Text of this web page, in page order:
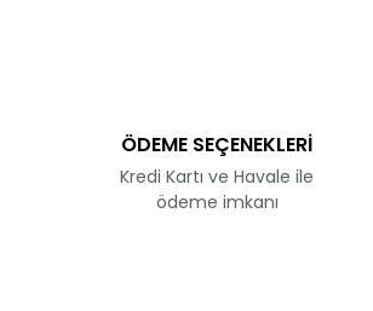
ÖDEME SEÇENEKLERİ
Kredi Kartı ve Havale ile
ödeme imkanı